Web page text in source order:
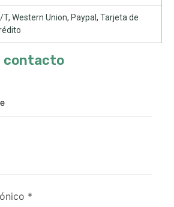
T, Western Union, Paypal, Tarjeta de
contacto
*